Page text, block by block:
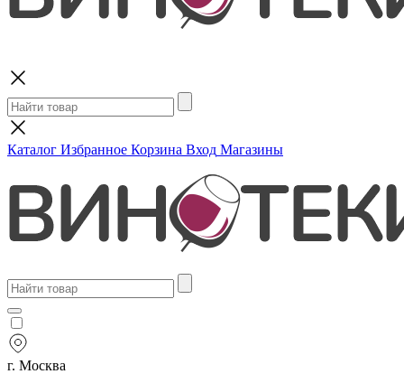
Каталог Избранное Корзина Вход Магазины
г. Москва